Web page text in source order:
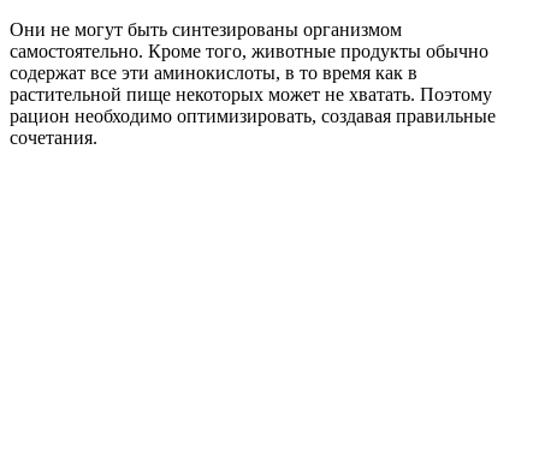
Они не могут быть синтезированы организмом
самостоятельно. Кроме того, животные продукты обычно
содержат все эти аминокислоты, в то время как в
растительной пище некоторых может не хватать. Поэтому
рацион необходимо оптимизировать, создавая правильные
сочетания.